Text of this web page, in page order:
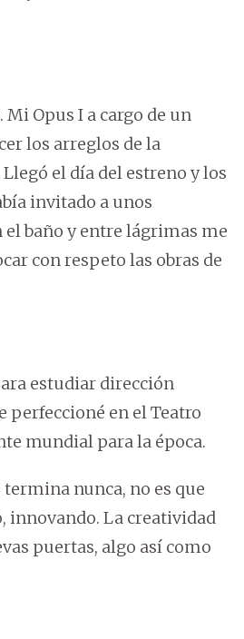
Opus I a cargo de un
los arreglos de la
el día del estreno y los
invitado a unos
baño y entre lágrimas me
con respeto las obras de
estudiar dirección
perfeccioné en el Teatro
mundial para la época.
nunca, no es que
innovando. La creatividad
puertas, algo así como